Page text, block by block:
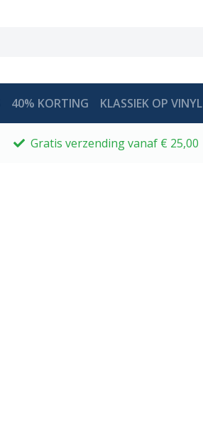
40% KORTING KLASSIEK OP VINYL
Gratis verzending vanaf € 25,00